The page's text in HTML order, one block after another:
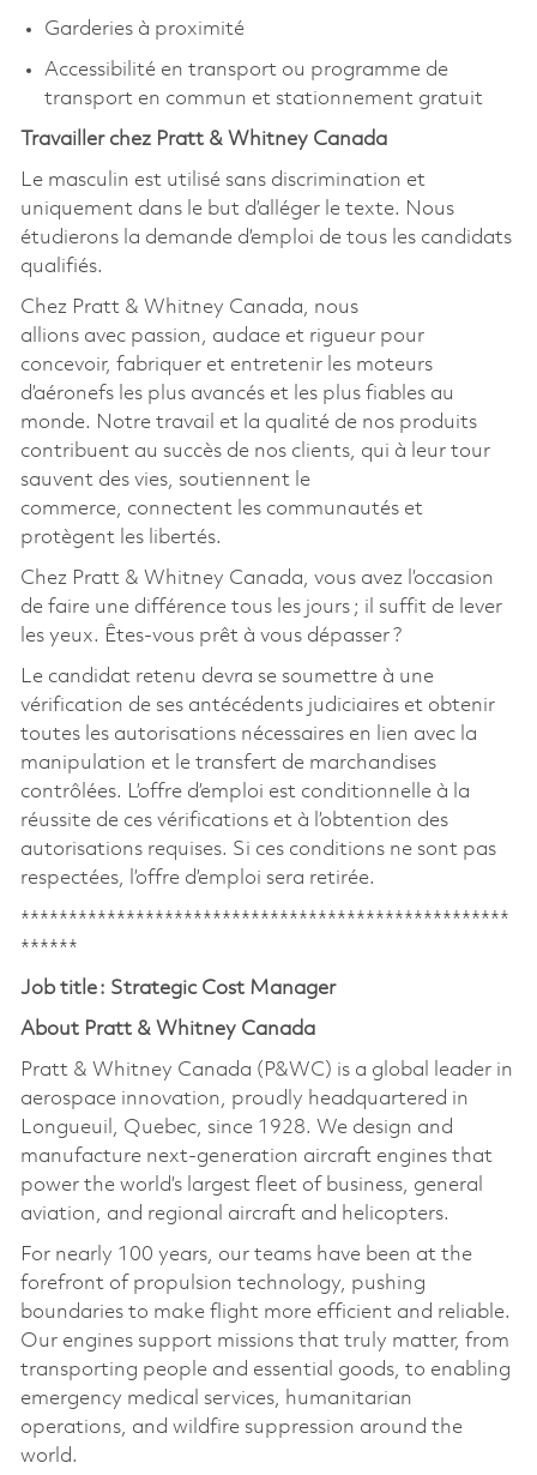
Garderies à proximité
Accessibilité en transport ou programme de
transport en commun et stationnement gratuit
Travailler chez Pratt & Whitney Canada
Le masculin est utilisé sans discrimination et
uniquement dans le but d’alléger le texte. Nous
étudierons la demande d’emploi de tous les candidats
qualifiés.
Chez Pratt & Whitney Canada, nous
allions avec passion, audace et rigueur pour
concevoir, fabriquer et entretenir les moteurs
d’aéronefs les plus avancés et les plus fiables au
monde. Notre travail et la qualité de nos produits
contribuent au succès de nos clients, qui à leur tour
sauvent des vies, soutiennent le
commerce, connectent les communautés et
protègent les libertés.
Chez Pratt & Whitney Canada, vous avez l’occasion
de faire une différence tous les jours ; il suffit de lever
les yeux. Êtes-vous prêt à vous dépasser ?
Le candidat retenu devra se soumettre à une
vérification de ses antécédents judiciaires et obtenir
toutes les autorisations nécessaires en lien avec la
manipulation et le transfert de marchandises
contrôlées. L’offre d’emploi est conditionnelle à la
réussite de ces vérifications et à l’obtention des
autorisations requises. Si ces conditions ne sont pas
respectées, l’offre d’emploi sera retirée.
***************************************************
******
Job title : Strategic Cost Manager
About Pratt & Whitney Canada
Pratt & Whitney Canada (P&WC) is a global leader in
aerospace innovation, proudly headquartered in
Longueuil, Quebec, since 1928. We design and
manufacture next-generation aircraft engines that
power the world’s largest fleet of business, general
aviation, and regional aircraft and helicopters.
For nearly 100 years, our teams have been at the
forefront of propulsion technology, pushing
boundaries to make flight more efficient and reliable.
Our engines support missions that truly matter, from
transporting people and essential goods, to enabling
emergency medical services, humanitarian
operations, and wildfire suppression around the
world.